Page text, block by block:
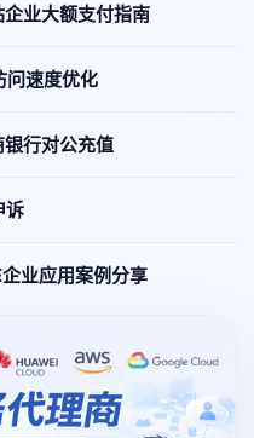
业大额支付指南
问速度优化
行对公充值
诉
业应用案例分享